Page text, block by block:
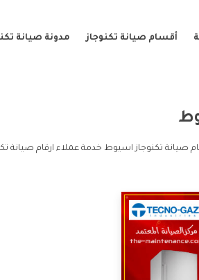
أقسام صيانة تكنوجاز مدونة صيانة
صيانة تكنوجاز اسيوط خدمة عملاء ارقام صيانة